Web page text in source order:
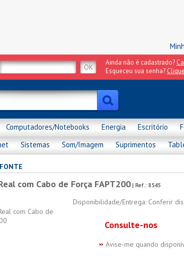
Ainda não é cadastrado?
Esqueceu sua senha?
Computadores/Notebooks Energia Escritório
Sistemas Som/Imagem Suprimentos
FONTE
com Cabo de Força FAPT200 | Ref.: 8545
Disponibilidade/Entrega: Conferir
Consulte-nos
Avise-me quando